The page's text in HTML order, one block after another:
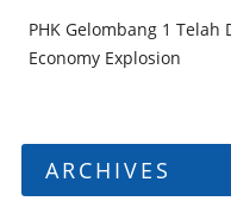
PHK Gelombang 1
Economy Explosion
ARCHIVES